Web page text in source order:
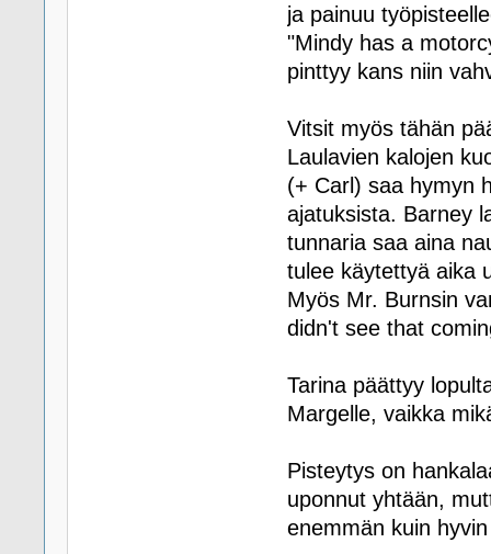
ja painuu
"Mindy has a
pinttyy kans niin
Vitsit myös tähän
Laulavien kalojen
(+ Carl) saa hymyn
ajatuksista. Barney
tunnaria saa aina
tulee käytettyä aika
Myös Mr. Burnsin
didn't see that
Tarina päättyy
Margelle, vaikka
Pisteytys on
uponnut yhtään,
enemmän kuin